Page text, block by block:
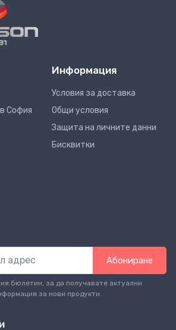
София
Информация
Условия за доставка
Общи условия
Защита на личните данни
Бисквитки
Абониране
бюлетин, за да получавате актуални
за нови продукти.